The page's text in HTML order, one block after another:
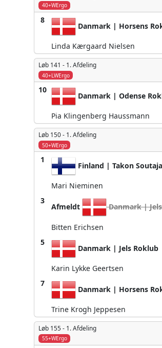
40+WErgo
8
Danmark | Horsens
Linda Kærgaard Nielsen
Løb 141 - 1. Afdeling
40+LWErgo
10
Danmark | Odense
Pia Klingenberg Haussmann
Løb 150 - 1. Afdeling
50+WErgo
1
Finland | Takon
Mari Nieminen
3
Afmeldt Danmark |
Bitten Erichsen
5
Danmark | Jels Roklub
Karin Lykke Geertsen
7
Danmark | Horsens
Trine Krogh Jeppesen
Løb 155 - 1. Afdeling
55+WErgo